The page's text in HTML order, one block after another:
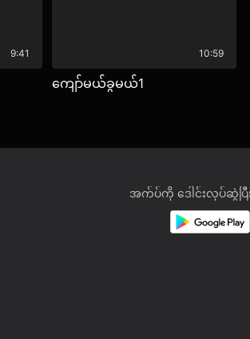
9:41 10:59
ကျော်မယ်ခွမယ်1
အက်ပ်ကို ဒေါင်းလုပ်ဆွဲပ